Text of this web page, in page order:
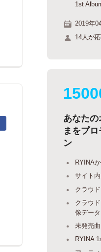
1st
2019年
14人が
あなたの
まをプ
ン
RYINA
サイト
クラウ
クラウ
像データ
未発売
RYINA